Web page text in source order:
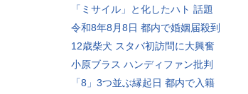
「ミサイル」と化したハト 話題
令和8年8月8日 都内で婚姻届殺到
12歳柴犬 スタバ初訪問に大興奮
小原ブラス ハンディファン批判
「8」3つ並ぶ縁起日 都内で入籍